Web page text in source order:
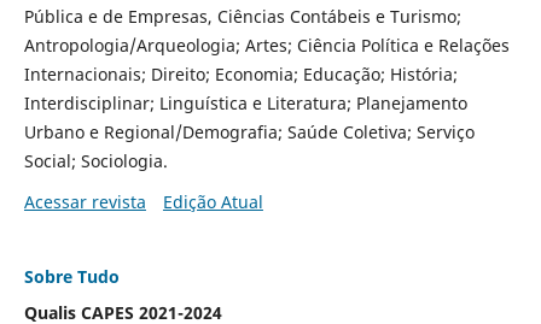
Pública e de Empresas, Ciências Contábeis e Turismo;
Antropologia/Arqueologia; Artes; Ciência Política e Relações
Internacionais; Direito; Economia; Educação; História;
Interdisciplinar; Linguística e Literatura; Planejamento
Urbano e Regional/Demografia; Saúde Coletiva; Serviço
Social; Sociologia.
Acessar revista
Edição Atual
Sobre Tudo
Qualis CAPES 2021-2024